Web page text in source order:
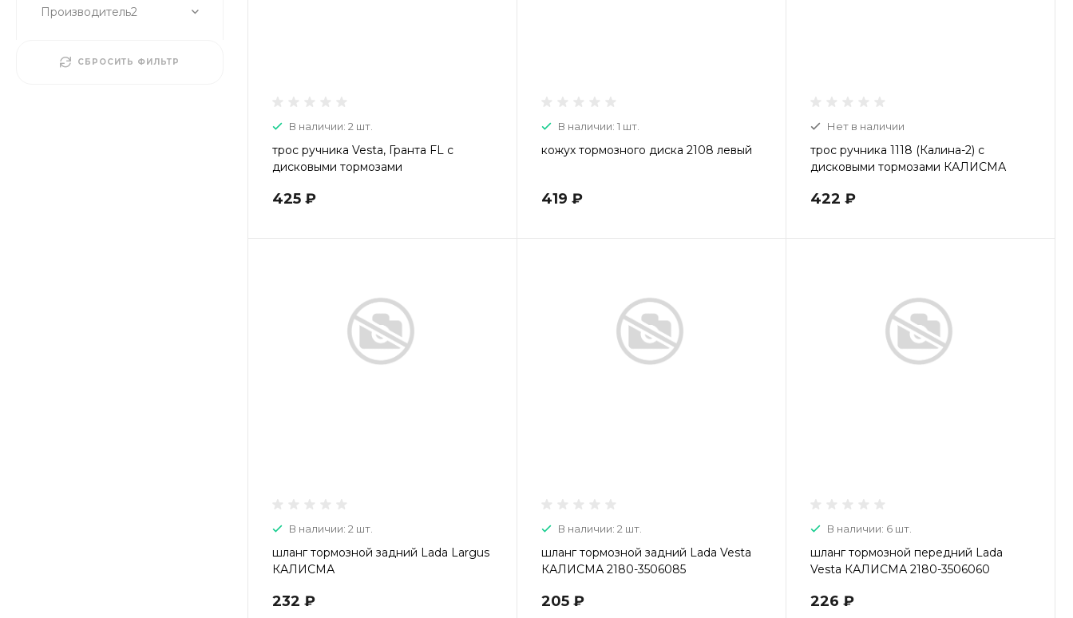
Производитель2
СБРОСИТЬ ФИЛЬТР
В наличии: 2 шт.
трос ручника Vesta, Гранта FL с
дисковыми тормозами
425 ₽
В наличии: 1 шт.
кожух тормозного диска 2108 левый
419 ₽
Нет в наличии
трос ручника 1118 (Калина-2) с
дисковыми тормозами КАЛИСМА
422 ₽
В наличии: 2 шт.
шланг тормозной задний Lada Largus
КАЛИСМА
232 ₽
В наличии: 2 шт.
шланг тормозной задний Lada Vesta
КАЛИСМА 2180-3506085
205 ₽
В наличии: 6 шт.
шланг тормозной передний Lada
Vesta КАЛИСМА 2180-3506060
226 ₽